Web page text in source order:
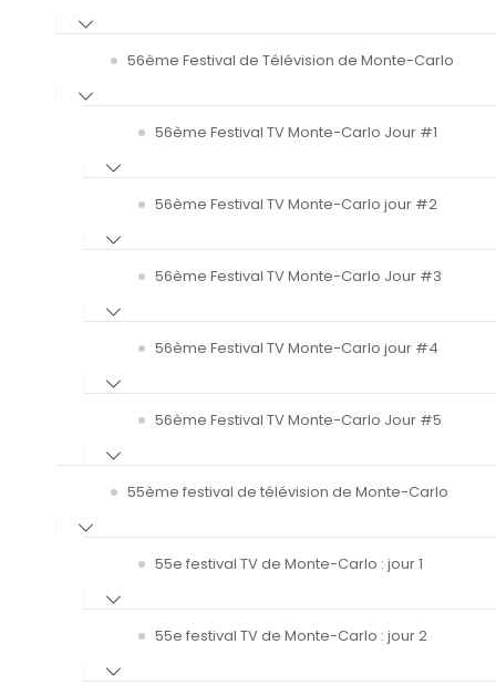
56ème Festival de Télévision de Monte-Carlo
56ème Festival TV Monte-Carlo Jour #1
56ème Festival TV Monte-Carlo jour #2
56ème Festival TV Monte-Carlo Jour #3
56ème Festival TV Monte-Carlo jour #4
56ème Festival TV Monte-Carlo Jour #5
55ème festival de télévision de Monte-Carlo
55e festival TV de Monte-Carlo : jour 1
55e festival TV de Monte-Carlo : jour 2